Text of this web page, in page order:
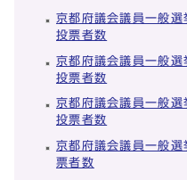
京都府議会議員一般選
投票者数
京都府議会議員一般選
投票者数
京都府議会議員一般選
投票者数
京都府議会議員一般
票者数